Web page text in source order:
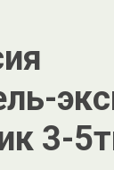
3-